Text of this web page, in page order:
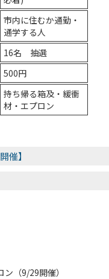
市内に住むか通勤・
通学する人
16名 抽選
500円
持ち帰る箱及・緩衝
材・エプロン
催】
（9/29開催）